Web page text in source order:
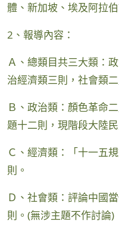
體、新加坡、埃及阿拉
2、報導內容：
Ａ、總類目共三大類：
治經濟類三則，社會類二
Ｂ、政治類：顏色革命
題十二則，現階段大陸
Ｃ、經濟類：「十一五
則。
Ｄ、社會類：評論中國
則。(無涉主題不作討論)